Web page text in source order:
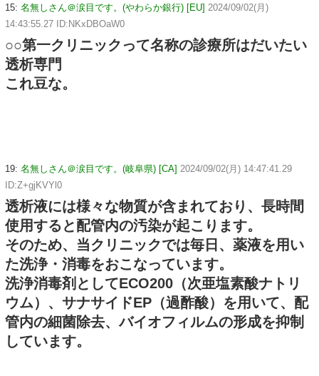
15: 名無しさん＠涙目です。(やわらか銀行) [EU] 2024/09/02(月)
14:43:55.27 ID:NKxDBOaW0
○○第一クリニックって名称の診療所はだいたい
透析専門
これ豆な。
19: 名無しさん＠涙目です。(岐阜県) [CA] 2024/09/02(月) 14:47:41.29
ID:Z+gjKVYl0
透析液には様々な物質が含まれており、長時間
使用すると配管内の汚染が起こります。
そのため、当クリニックでは毎日、薬液を用い
た洗浄・消毒をおこなっています。
洗浄消毒剤としてECO200（次亜塩素酸ナトリ
ウム）、サナサイドEP（過酢酸）を用いて、配
管内の細菌除去、バイオフィルムの形成を抑制
しています。